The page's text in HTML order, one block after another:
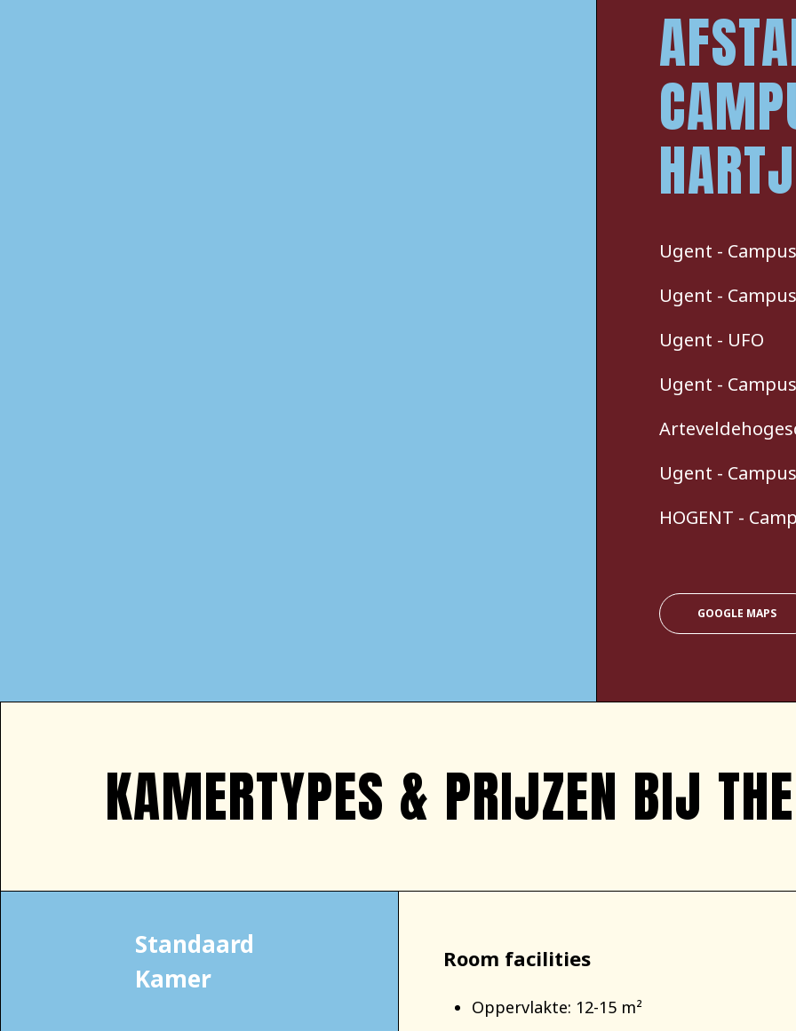
Ugent -
Ugent -
Ugent - UFO
Ugent -
Ugent -
HOGENT -
GOOGLE MAPS
KAMERTYPES & PRIJZEN BIJ
Standaard
Kamer
Room facilities
Oppervlakte: 12-15 m²